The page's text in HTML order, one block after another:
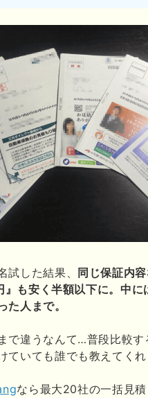
試した結果、
同じ保証内
も安く半額以下に。中
た人まで。
で違うなんて…普段比較す
ていても誰でも教えてくれ
なら最大20社の一括見